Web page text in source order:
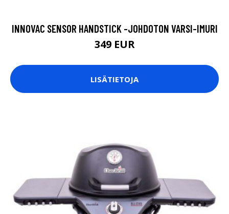
INNOVAC SENSOR HANDSTICK -JOHDOTON VARSI-IMURI
349 EUR
LISÄTIETOJA